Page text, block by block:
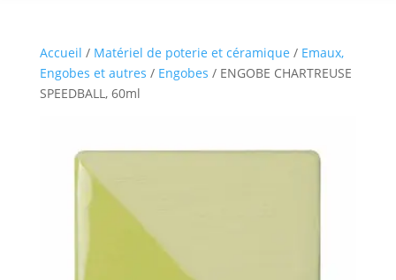
Accueil / Matériel de poterie et céramique / Emaux,
Engobes et autres / Engobes / ENGOBE CHARTREUSE
SPEEDBALL, 60ml